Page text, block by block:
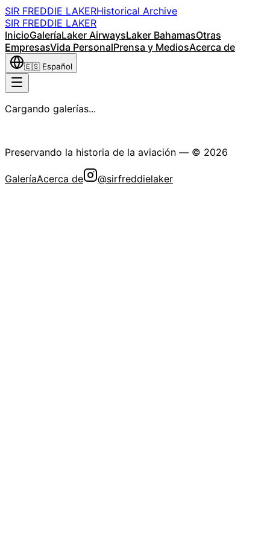
SIR FREDDIE LAKERHistorical Archive
SIR FREDDIE LAKER
InicioGaleríaLaker AirwaysLaker BahamasOtras
EmpresasVida PersonalPrensa y MediosAcerca de
🇪🇸 Español
Cargando galerías...
Preservando la historia de la aviación — © 2026
GaleríaAcerca de @sirfreddielaker